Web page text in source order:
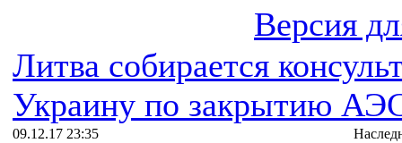
Версия
Литва собирается
Украину по закрытию
09.12.17 23:35